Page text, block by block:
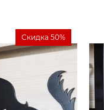
Скидка 50%